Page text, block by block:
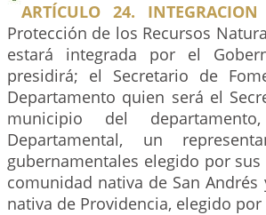
ARTÍCULO 24.
Protección de los Recursos
estará integrada por el
presidirá; el Secretario de
Departamento quien será el
municipio del
Departamental, un
gubernamentales elegido por
comunidad nativa de San
nativa de Providencia, elegido